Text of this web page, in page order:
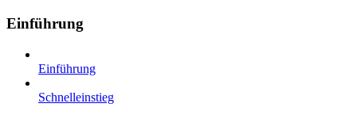
Einführung
Einführung
Schnelleinstieg